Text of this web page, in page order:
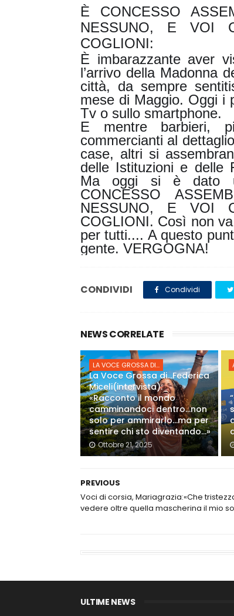
È CONCESSO
NESSUNO, E VOI
COGLIONI:
È imbarazzante aver
l’arrivo della Madonna
città, da sempre
mese di Maggio. Oggi i
Tv o sullo smartphone.
E mentre barbieri,
commercianti al dettagli
case, altri si
delle Istituzioni e delle
Ma oggi si è dato
CONCESSO
NESSUNO, E VOI
COGLIONI. Così non
per tutti.... A questo
gente. VERGOGNA!
CONDIVIDI Condividi
NEWS CORRELATE
LA VOCE GROSSA DI...
La Voce Grossa di…Federica
Miceli(intervista):
«Racconto il mondo
camminandoci dentro…non
solo per ammirarlo…ma per
sentire chi sto diventando…»
Ottobre 21, 2025
PREVIOUS
Voci di corsia, Mariagrazia:«Che
vedere oltre quella mascherina il mio
ULTIME NEWS